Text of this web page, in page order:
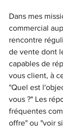
Dans mes
commercial
rencontre
de vente dont
capables de
vous client, à
"Quel est
vous ?" Les
fréquentes
offre" ou "voir